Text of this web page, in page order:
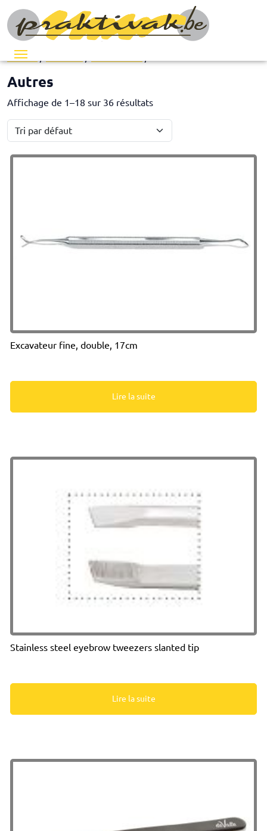
Menu
Accueil
Autres
Affichage de 1–18 sur 36 résultats
Excavateur fine, double, 17cm
Lire la suite
Stainless steel eyebrow tweezers slanted tip
Lire la suite